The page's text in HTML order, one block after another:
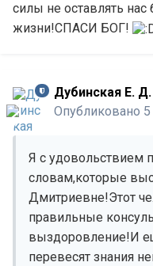
силы не оставлять
жизни!СПАСИ БОГ!
Дубинская Е. Д.
Опубликовано
Я с удовольствием
словам,которые
Дмитриевне!Этот
правильные
выздоровление!И
перевесят знания